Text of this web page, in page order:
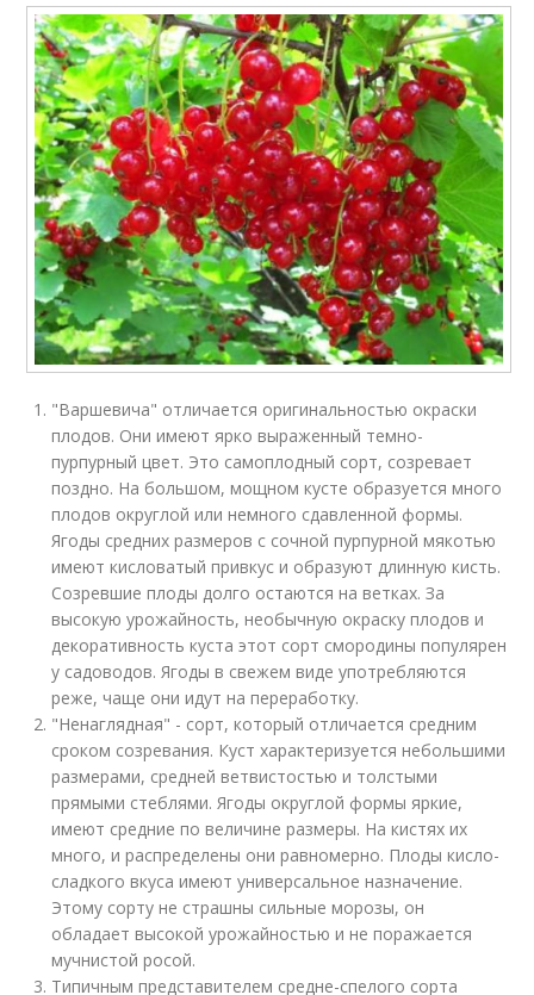
"Варшевича" отличается оригинальностью окраски
плодов. Они имеют ярко выраженный темно-
пурпурный цвет. Это самоплодный сорт, созревает
поздно. На большом, мощном кусте образуется много
плодов округлой или немного сдавленной формы.
Ягоды средних размеров с сочной пурпурной мякотью
имеют кисловатый привкус и образуют длинную кисть.
Созревшие плоды долго остаются на ветках. За
высокую урожайность, необычную окраску плодов и
декоративность куста этот сорт смородины популярен
у садоводов. Ягоды в свежем виде употребляются
реже, чаще они идут на переработку.
"Ненаглядная" - сорт, который отличается средним
сроком созревания. Куст характеризуется небольшими
размерами, средней ветвистостью и толстыми
прямыми стеблями. Ягоды округлой формы яркие,
имеют средние по величине размеры. На кистях их
много, и распределены они равномерно. Плоды кисло-
сладкого вкуса имеют универсальное назначение.
Этому сорту не страшны сильные морозы, он
обладает высокой урожайностью и не поражается
мучнистой росой.
Типичным представителем средне-спелого сорта